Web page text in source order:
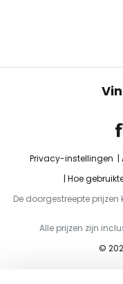
Privacy-instellingen
Hoe
De doorgestreepte
Alle prijzen zijn
©